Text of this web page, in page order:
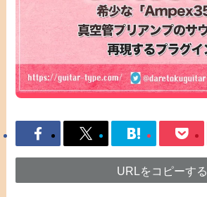
URLをコピーする